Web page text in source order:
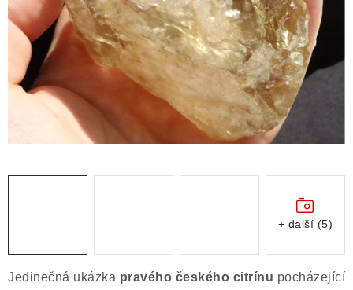
NALEZIŠTĚ
NÁŠ PŘÍBĚH
VIDEOGALERIE
Jedinečná ukázka pravého českého citrínu pocházející
+ další (5)